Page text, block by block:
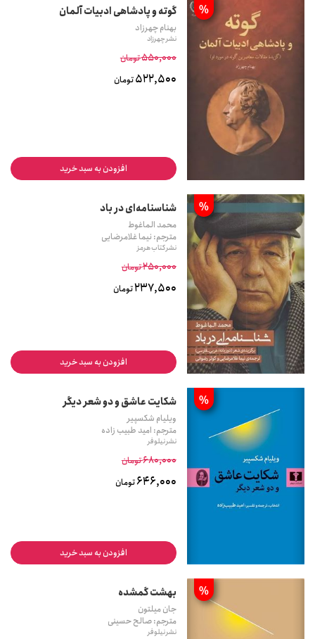
% گوته و پادشاهی ادبیات آلمان
بهنام چهرزاد
نشر چهرزاد
550,000تومان
522,500تومان
افزودن به سبد خرید
% شناسنامه‌ای در باد
محمد الماغوط
مترجم: نیما غلامرضایی
نشر کتاب هرمز
250,000تومان
237,500تومان
افزودن به سبد خرید
% شکایت عاشق و دو شعر دیگر
ویلیام شکسپیر
مترجم: امید طبیب زاده
نشر نیلوفر
680,000تومان
646,000تومان
افزودن به سبد خرید
% بهشت گمشده
جان میلتون
مترجم: صالح حسینی
نشر نیلوفر